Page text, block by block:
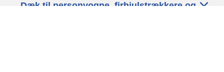
Dæk til personvogne, firhjulstrækkere og